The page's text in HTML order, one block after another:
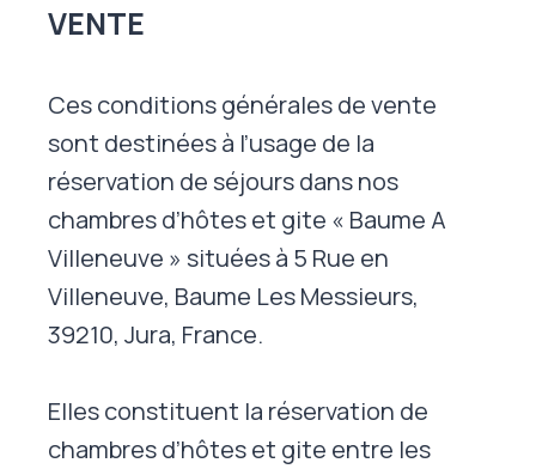
VENTE
Ces conditions générales de vente
sont destinées à l’usage de la
réservation de séjours dans nos
chambres d’hôtes et gite « Baume A
Villeneuve » situées à 5 Rue en
Villeneuve, Baume Les Messieurs,
39210, Jura, France.
Elles constituent la réservation de
chambres d’hôtes et gite entre les